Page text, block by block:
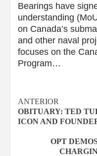
Bearings have
understanding
on Canada’s
and other naval
focuses on the
Program…
Navegación
de
entradas
ANTERIOR
OBITUARY: TED
ICON AND
OPT